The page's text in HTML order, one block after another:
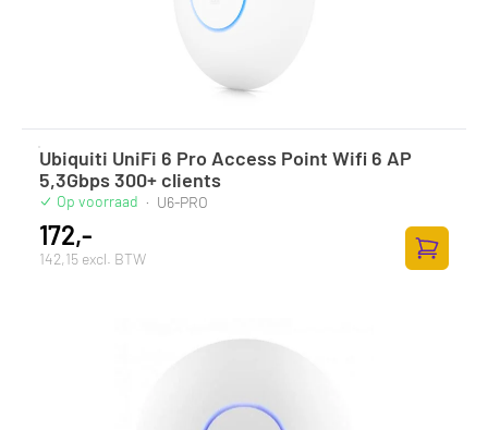
Ubiquiti UniFi 6 Pro Access Point Wifi 6 AP
5,3Gbps 300+ clients
Op voorraad · U6-PRO
172,-
142,15 excl. BTW
Zum